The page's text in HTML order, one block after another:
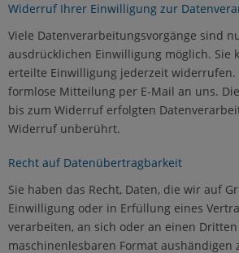
Widerruf Ihrer Einwilligung zur
Viele Datenverarbeitungsvorgänge sind
ausdrücklichen Einwilligung möglich. Sie
erteilte Einwilligung jederzeit widerrufen.
formlose Mitteilung per E-Mail an uns.
bis zum Widerruf erfolgten
Widerruf unberührt.
Recht auf Datenübertragbarkeit
Sie haben das Recht, Daten, die wir auf
Einwilligung oder in Erfüllung eines
verarbeiten, an sich oder an einen
maschinenlesbaren Format aushändigen